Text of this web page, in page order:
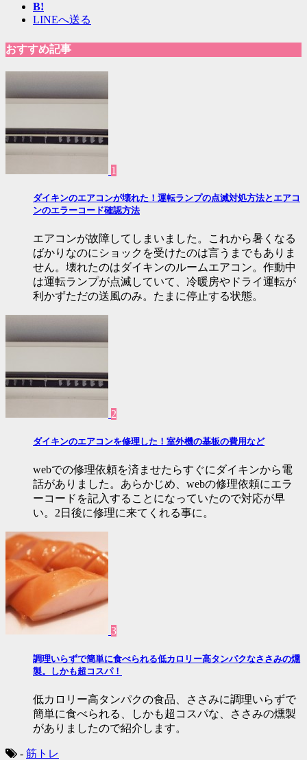
B!
LINEへ送る
おすすめ記事
1
ダイキンのエアコンが壊れた！運転ランプの点滅対処方法とエアコ
ンのエラーコード確認方法
エアコンが故障してしまいました。これから暑くなる
ばかりなのにショックを受けたのは言うまでもありま
せん。壊れたのはダイキンのルームエアコン。作動中
は運転ランプが点滅していて、冷暖房やドライ運転が
利かずただの送風のみ。たまに停止する状態。
2
ダイキンのエアコンを修理した！室外機の基板の費用など
webでの修理依頼を済ませたらすぐにダイキンから電
話がありました。あらかじめ、webの修理依頼にエラ
ーコードを記入することになっていたので対応が早
い。2日後に修理に来てくれる事に。
3
調理いらずで簡単に食べられる低カロリー高タンパクなささみの燻
製。しかも超コスパ！
低カロリー高タンパクの食品、ささみに調理いらずで
簡単に食べられる、しかも超コスパな、ささみの燻製
がありましたので紹介します。
- 筋トレ